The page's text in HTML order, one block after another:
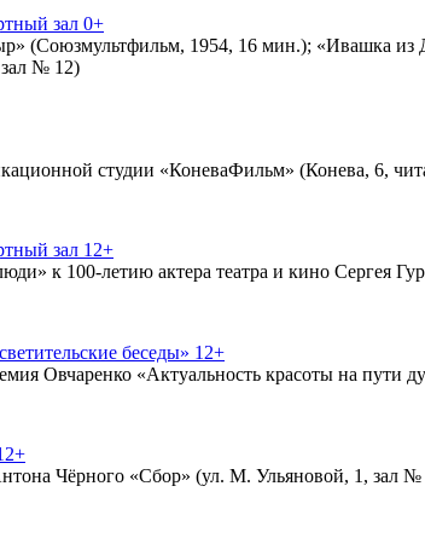
зал 0+
(Союзмультфильм, 1954, 16 мин.); «Ивашка из
№ 12)
студии «КоневаФильм» (Конева, 6,
зал 12+
к 100-летию актера театра и кино Сергея
беседы» 12+
Овчаренко «Актуальность красоты на пути
Чёрного «Сбор» (ул. М. Ульяновой, 1, зал №